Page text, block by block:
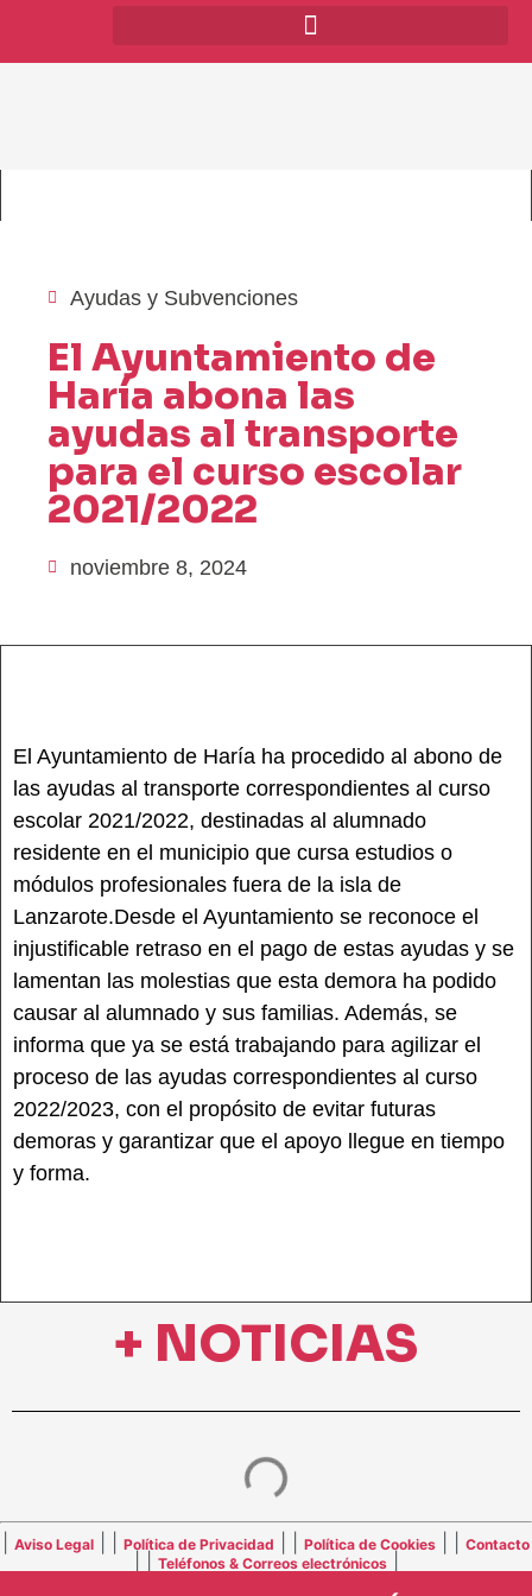
Ayudas y Subvenciones
El Ayuntamiento de
Haría abona las
ayudas al transporte
para el curso escolar
2021/2022
noviembre 8, 2024
El Ayuntamiento de Haría ha procedido al abono de
las ayudas al transporte correspondientes al curso
escolar 2021/2022, destinadas al alumnado
residente en el municipio que cursa estudios o
módulos profesionales fuera de la isla de
Lanzarote.Desde el Ayuntamiento se reconoce el
injustificable retraso en el pago de estas ayudas y se
lamentan las molestias que esta demora ha podido
causar al alumnado y sus familias. Además, se
informa que ya se está trabajando para agilizar el
proceso de las ayudas correspondientes al curso
2022/2023, con el propósito de evitar futuras
demoras y garantizar que el apoyo llegue en tiempo
y forma.
+ NOTICIAS
Aviso Legal Política de Privacidad Política de Cookies Contacto
Teléfonos & Correos electrónicos|